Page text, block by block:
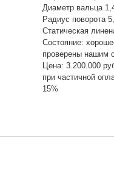
Диаметр вальца
Радиус поворота
Статическая
Состояние:
проверены нашим
Цена: 3.200.000
при частичной
15%